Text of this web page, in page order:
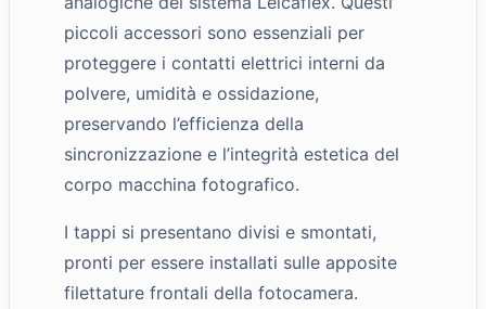
piccoli accessori sono essenziali per
proteggere i contatti elettrici interni da
polvere, umidità e ossidazione,
preservando l’efficienza della
sincronizzazione e l’integrità estetica del
corpo macchina fotografico.
I tappi si presentano divisi e smontati,
pronti per essere installati sulle apposite
filettature frontali della fotocamera.